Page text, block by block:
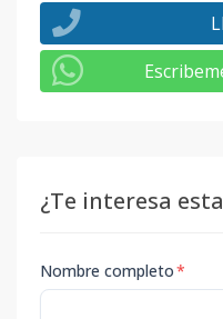
¿Te interesa
Nombre completo*